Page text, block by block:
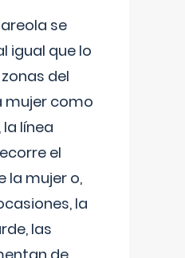
areola se
igual que lo
del
mujer como
línea
el
la mujer o,
la
las